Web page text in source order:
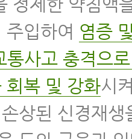
입하여 염증
통사고 충격으
회복 및 강화시
상된 신경재생